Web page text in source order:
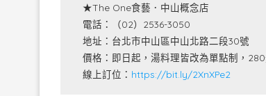
★The One食藝．中山概念店
電話：（02）2536-3050
地址：台北市中山區中山北路二段30號
價格：即日起，湯料理皆改為單點制，
線上訂位： https://bit.ly/2XnXPe2